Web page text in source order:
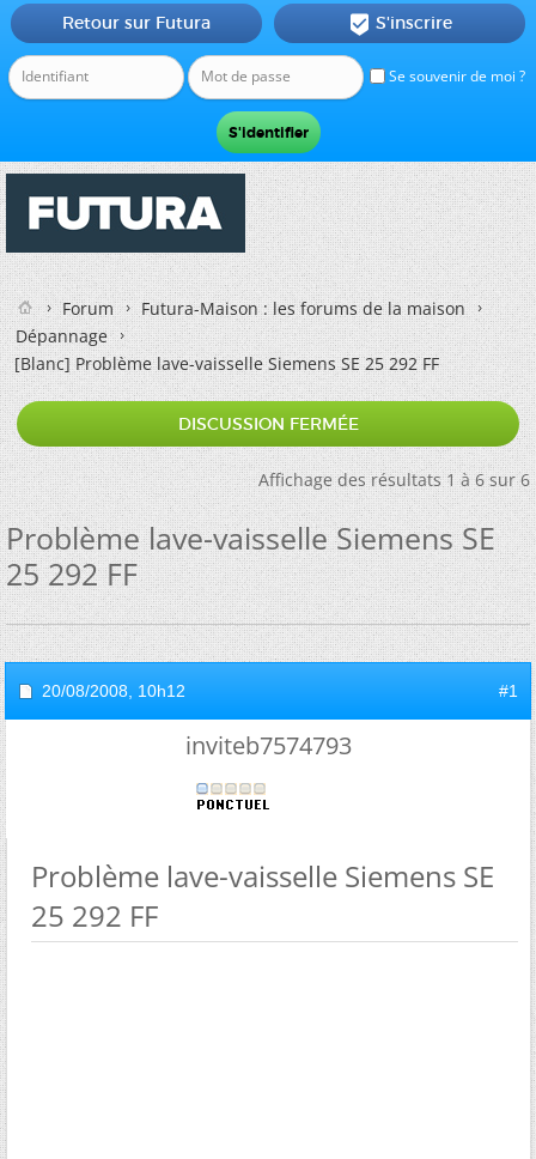
Se souvenir de moi ?
Retour sur Futura  S'inscrire
Forum
Futura-Maison : les forums de la maison
Dépannage
[Blanc]Problème lave-vaisselle Siemens SE 25 292 FF
DISCUSSION FERMÉE
Affichage des résultats 1 à 6 sur 6
Problème lave-vaisselle Siemens SE
25 292 FF
20/08/2008, 10h12 #1
inviteb7574793
Problème lave-vaisselle Siemens SE
25 292 FF